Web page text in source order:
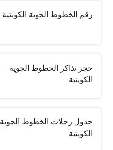
رقم الخطوط الجوية الكويتية
حجز تذاكر الخطوط الجوية
الكويتية
جدول رحلات الخطوط الجوية
الكويتية